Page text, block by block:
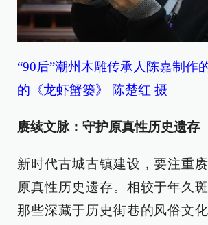
“90后”潮州木雕传承人陈嘉制作
的《龙虾蟹篓》 陈楚红 摄
赓续文脉：守护原真性历史遗存
新时代古城古镇建设，要注重
原真性历史遗存。相较于年久
那些深藏于历史街巷的风俗文